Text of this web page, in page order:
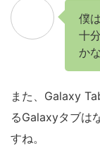
僕
十
か
また、Galaxy
るGalaxyタブは
すね。